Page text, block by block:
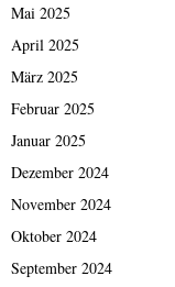
Mai 2025
April 2025
März 2025
Februar 2025
Januar 2025
Dezember 2024
November 2024
Oktober 2024
September 2024